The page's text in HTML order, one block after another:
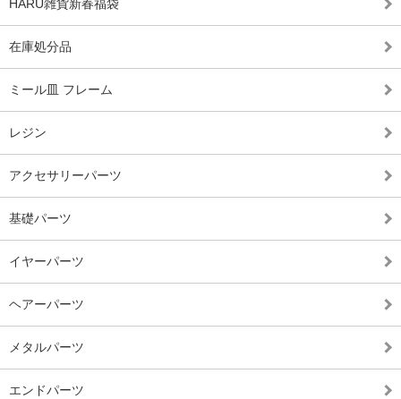
HARU雑貨新春福袋
在庫処分品
ミール皿 フレーム
レジン
アクセサリーパーツ
基礎パーツ
イヤーパーツ
ヘアーパーツ
メタルパーツ
エンドパーツ